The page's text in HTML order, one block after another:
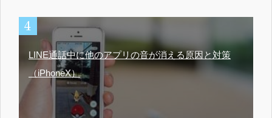
LINE通話中に他のアプリの音が消える原因と対策
（iPhoneX）